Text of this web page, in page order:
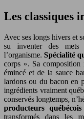
Les classiques
Avec ses longs hivers et
su inventer des mets
l’organisme.Spécialité
corps ». Sa composition
émincé et de la sauce
lardons ou du bacon en
ingrédients vraiment
conservés longtemps,
producteurs québécois
transformés dans les